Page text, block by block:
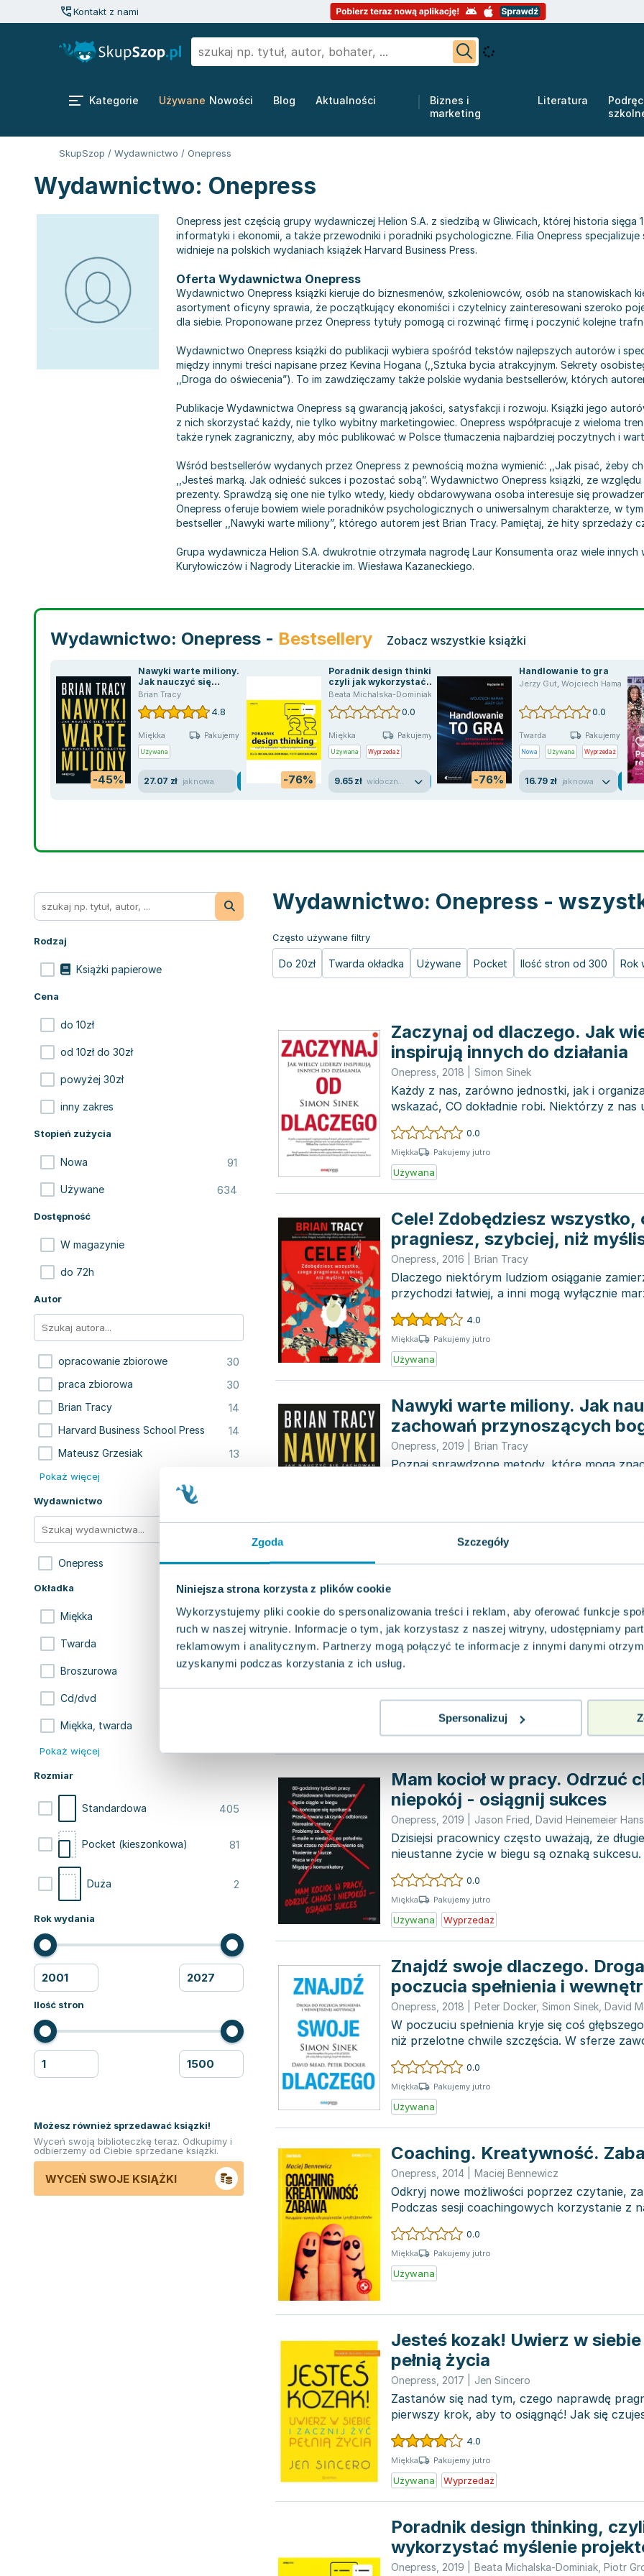
Zgoda Szczegóły
Niniejsza strona korzysta z plików cookie
Wykorzystujemy pliki cookie do spersonalizowania treści i reklam, aby oferować funkcje
ruch w naszej witrynie. Informacje o tym, jak korzystasz z naszej witryny, udostępniamy
reklamowym i analitycznym. Partnerzy mogą połączyć te informacje z innymi danymi
uzyskanymi podczas korzystania z ich usług.
Spersonalizuj
Kontakt z nami
Kategorie Używane Nowości Blog Aktualności
Biznes i
marketing
Literatura
SkupSzop / Wydawnictwo / Onepress
Wydawnictwo: Onepress
Onepress jest częścią grupy wydawniczej Helion S.A. z siedzibą w Gliwicach, której historia sięga
informatyki i ekonomii, a także przewodniki i poradniki psychologiczne. Filia Onepress
widnieje na polskich wydaniach książek Harvard Business Press.
Oferta Wydawnictwa Onepress
Wydawnictwo Onepress książki kieruje do biznesmenów, szkoleniowców, osób na
asortyment oficyny sprawia, że początkujący ekonomiści i czytelnicy zainteresowani szeroko
dla siebie. Proponowane przez Onepress tytuły pomogą ci rozwinąć firmę i poczynić kolejne
Wydawnictwo Onepress książki do publikacji wybiera spośród tekstów najlepszych autorów i
między innymi treści napisane przez Kevina Hogana (,,Sztuka bycia atrakcyjnym. Sekrety
,,Droga do oświecenia”). To im zawdzięczamy także polskie wydania bestsellerów, których
Publikacje Wydawnictwa Onepress są gwarancją jakości, satysfakcji i rozwoju. Książki jego
z nich skorzystać każdy, nie tylko wybitny marketingowiec. Onepress współpracuje z wieloma
także rynek zagraniczny, aby móc publikować w Polsce tłumaczenia najbardziej poczytnych i
Wśród bestsellerów wydanych przez Onepress z pewnością można wymienić: ,,Jak pisać, żeby
,,Jesteś marką. Jak odnieść sukces i pozostać sobą”. Wydawnictwo Onepress książki, ze
prezenty. Sprawdzą się one nie tylko wtedy, kiedy obdarowywana osoba interesuje się
Onepress oferuje bowiem wiele poradników psychologicznych o uniwersalnym charakterze, w
bestseller ,,Nawyki warte miliony”, którego autorem jest Brian Tracy. Pamiętaj, że hity sprzedaży
Grupa wydawnicza Helion S.A. dwukrotnie otrzymała nagrodę Laur Konsumenta oraz wiele
Kuryłowiczów i Nagrody Literackie im. Wiesława Kazaneckiego.
Wydawnictwo: Onepress - Bestsellery Zobacz wszystkie książki
-45%
Nawyki warte miliony.
Jak nauczyć się
zachowań przynoszących
bogactwo
Brian Tracy
4.8
Miękka Pakujemy jutro
Używana
27.07 zł jak nowa -76%
Poradnik design thinking,
czyli jak wykorzystać
myślenie projektowe w
biznesie
Beata Michalska-Dominiak
0.0
Miękka Pakujemy jutro
Używana Wyprzedaż
9.65 zł -76%
Handlowanie to gra
Jerzy Gut, Wojciech Haman
0.0
Twarda Pakujemy jutro
Nowa Używana Wyprzedaż
16.79 zł jak nowa
Rodzaj
Książki papierowe
Cena
do 10zł
od 10zł do 30zł
powyżej 30zł
inny zakres
Stopień zużycia
Nowa 91
Używane 634
Dostępność
W magazynie
do 72h
Autor
opracowanie zbiorowe 30
praca zbiorowa 30
Brian Tracy 14
Harvard Business School Press 14
Mateusz Grzesiak 13
Pokaż więcej
Wydawnictwo
Onepress 494
Okładka
Miękka 364
Twarda 122
Broszurowa 2
Cd/dvd
Miękka, twarda
Pokaż więcej
Rozmiar
Standardowa 405
Pocket (kieszonkowa) 81
Duża 2
Rok wydania
Ilość stron
Możesz również sprzedawać ksiązki!
Wyceń swoją biblioteczkę teraz. Odkupimy i
odbierzemy od Ciebie sprzedane książki.
WYCEŃ SWOJE KSIĄŻKI
Wydawnictwo: Onepress -
Często używane filtry
Do 20zł Twarda okładka Używane Pocket Ilość stron od 300 Rok
Zaczynaj od dlaczego. Jak
inspirują innych do działania
Onepress 2018 Simon Sinek
Każdy z nas, zarówno jednostki, jak i
wskazać, CO dokładnie robi. Niektórzy z nas
pokazać, CZYM...
0.0
Miękka Pakujemy jutro
Używana
Cele! Zdobędziesz wszystko,
pragniesz, szybciej, niż
Onepress 2016 Brian Tracy
Dlaczego niektórym ludziom osiąganie
przychodzi łatwiej, a inni mogą wyłącznie
życiu? Bestse...
4.0
Miękka Pakujemy jutro
Używana
Nawyki warte miliony. Jak
zachowań przynoszących
Onepress 2019 Brian Tracy
Poznaj sprawdzone metody, które mogą
Twoje zarobki! Ludzie często zastanawiają
Twarda Pakujemy jutro
Onepress,2017 | Jason Fried,David Heinemeier
Współczesny świat biznesu wymaga od
schematy i sięgnąć po nowatorskie
kierować się tr...
Pakujemy jutro
Mam kocioł w pracy. Odrzuć
niepokój - osiągnij sukces
Onepress 2019 Jason Fried David Heinemeier
Dzisiejsi pracownicy często uważają, że
nieustanne życie w biegu są oznaką sukcesu.
musi...
0.0
Miękka Pakujemy jutro
Używana Wyprzedaż
Znajdź swoje dlaczego.
poczucia spełnienia i
motywacji
Onepress 2018 Peter Docker, Simon Sinek David
W poczuciu spełnienia kryje się coś
niż przelotne chwile szczęścia. W sferze
moż...
0.0
Miękka Pakujemy jutro
Używana
Coaching. Kreatywność.
Onepress 2014 Maciej Bennewicz
Odkryj nowe możliwości poprzez czytanie,
Podczas sesji coachingowych korzystanie z
posługiwan...
0.0
Miękka Pakujemy jutro
Używana
Jesteś kozak! Uwierz w
pełnią życia
Onepress 2017 Jen Sincero
Zastanów się nad tym, czego naprawdę
pierwszy krok, aby to osiągnąć! Jak się
relację...
4.0
Miękka Pakujemy jutro
Używana Wyprzedaż
Poradnik design thinking,
wykorzystać myślenie
biznesie
Onepress 2019 Beata Michalska-Dominiak Piotr